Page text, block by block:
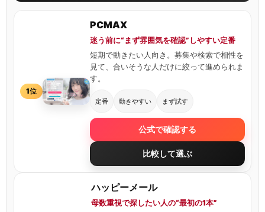
1位
PCMAX
迷う前に“まず雰囲気を確認”しやすい定番
短期で動きたい人向き。募集や検索で相性を
見て、合いそうな人だけに絞って進められま
す。
定番 動きやすい まず試す
公式で確認する
比較して選ぶ
ハッピーメール
母数重視で探したい人の“最初の1本”